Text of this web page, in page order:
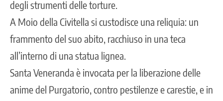
degli strumenti delle torture.
A Moio della Civitella si custodisce una reliquia: un
frammento del suo abito, racchiuso in una teca
all’interno di una statua lignea.
Santa Veneranda è invocata per la liberazione delle
anime del Purgatorio, contro pestilenze e carestie, e in